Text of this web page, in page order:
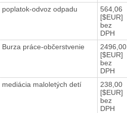
poplatok-odvoz odpadu
564,06
[$EUR]
bez
DPH
Burza práce-občerstvenie
2496,00
[$EUR]
bez
DPH
mediácia maloletých detí
238,00
[$EUR]
bez
DPH